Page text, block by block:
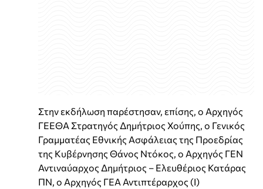
Στην εκδήλωση παρέστησαν, επίσης, ο Αρχηγός
ΓΕΕΘΑ Στρατηγός Δημήτριος Χούπης, ο Γενικός
Γραμματέας Εθνικής Ασφάλειας της Προεδρίας
της Κυβέρνησης Θάνος Ντόκος, ο Αρχηγός ΓΕΝ
Αντιναύαρχος Δημήτριος – Ελευθέριος Κατάρας
ΠΝ, ο Αρχηγός ΓΕΑ Αντιπτέραρχος (Ι)